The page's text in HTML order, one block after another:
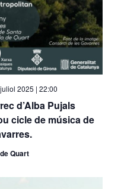
d’Alba Pujals
cicle de música de
2025 | 22:00
Quart